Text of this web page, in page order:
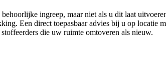
ingreep, maar niet als u dit laat
Een direct toepasbaar advies bij u op
die uw ruimte omtoveren als nieuw.